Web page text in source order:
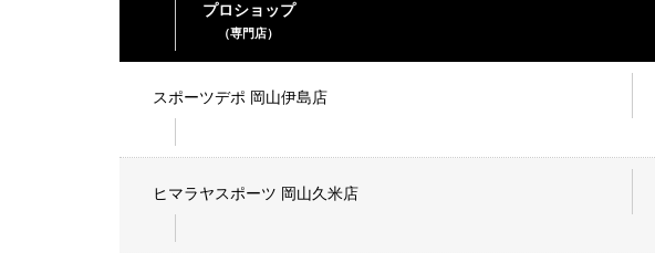
プロショップ
（専門店）
スポーツデポ 岡山伊島店
ヒマラヤスポーツ 岡山久米店